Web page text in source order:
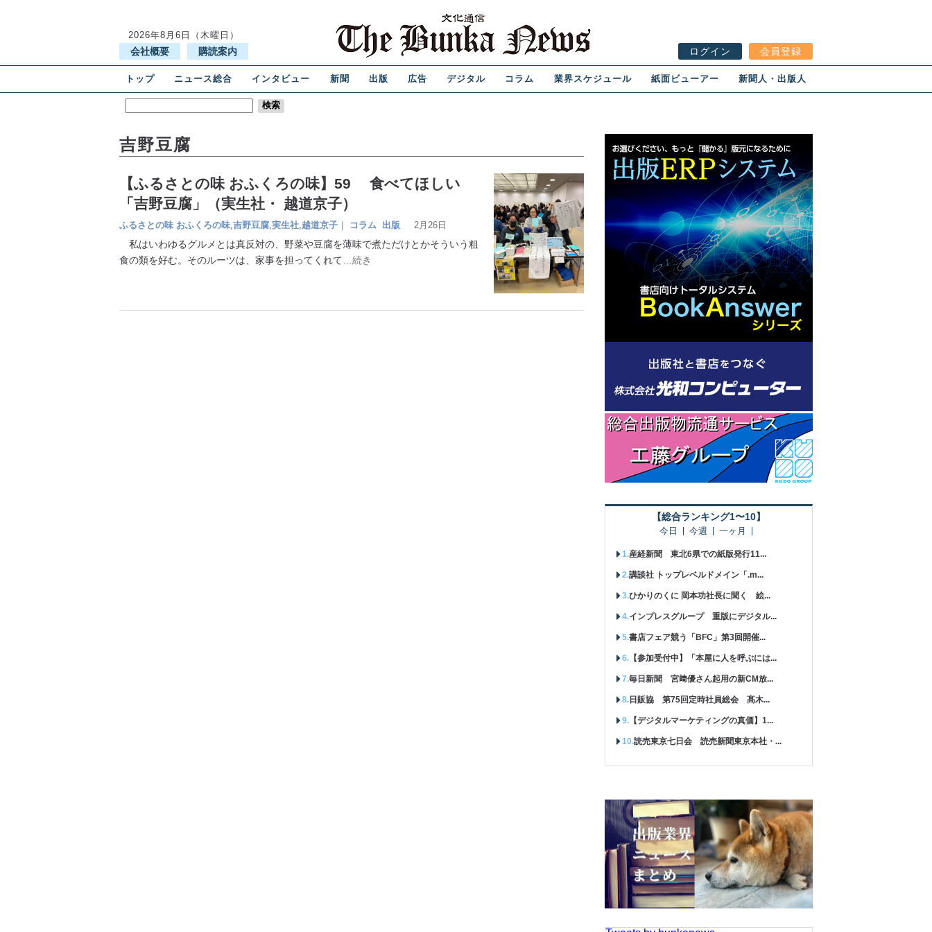
2026年8月6日（木曜日）
会社概要 購読案内 ログイン 会員登録
トップ ニュース総合 インタビュー 新聞 出版 広告 デジタル コラム 業界スケジュール 紙面ビューアー 新聞人・出版人
吉野豆腐
【ふるさとの味 おふくろの味】59 食べてほしい
「吉野豆腐」（実生社・ 越道京子）
ふるさとの味 おふくろの味,吉野豆腐,実生社,越道京子 ｜ コラム 出版 2月26日
私はいわゆるグルメとは真反対の、野菜や豆腐を薄味で煮ただけとかそういう粗
食の類を好む。そのルーツは、家事を担ってくれて …続き
【総合ランキング1〜10】
今日 今週 一ヶ月
産経新聞 東北6県での紙版発行11...
講談社 トップレベルドメイン「.m...
ひかりのくに 岡本功社長に聞く 絵...
インプレスグループ 重版にデジタル...
書店フェア競う「BFC」第3回開催...
【参加受付中】「本屋に人を呼ぶには...
毎日新聞 宮﨑優さん起用の新CM放...
日販協 第75回定時社員総会 髙木...
【デジタルマーケティングの真価】1...
読売東京七日会 読売新聞東京本社・...